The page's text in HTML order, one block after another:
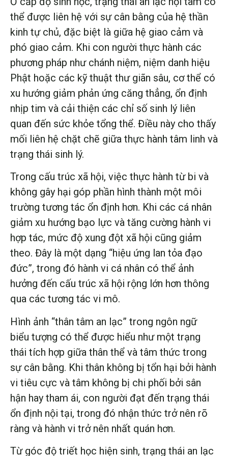
thể được liên hệ với sự cân bằng của hệ thần
kinh tự chủ, đặc biệt là giữa hệ giao cảm và
phó giao cảm. Khi con người thực hành các
phương pháp như chánh niệm, niệm danh hiệu
Phật hoặc các kỹ thuật thư giãn sâu, cơ thể có
xu hướng giảm phản ứng căng thẳng, ổn định
nhịp tim và cải thiện các chỉ số sinh lý liên
quan đến sức khỏe tổng thể. Điều này cho thấy
mối liên hệ chặt chẽ giữa thực hành tâm linh và
trạng thái sinh lý.
Trong cấu trúc xã hội, việc thực hành từ bi và
không gây hại góp phần hình thành một môi
trường tương tác ổn định hơn. Khi các cá nhân
giảm xu hướng bạo lực và tăng cường hành vi
hợp tác, mức độ xung đột xã hội cũng giảm
theo. Đây là một dạng “hiệu ứng lan tỏa đạo
đức”, trong đó hành vi cá nhân có thể ảnh
hưởng đến cấu trúc xã hội rộng lớn hơn thông
qua các tương tác vi mô.
Hình ảnh “thân tâm an lạc” trong ngôn ngữ
biểu tượng có thể được hiểu như một trạng
thái tích hợp giữa thân thể và tâm thức trong
sự cân bằng. Khi thân không bị tổn hại bởi hành
vi tiêu cực và tâm không bị chi phối bởi sân
hận hay tham ái, con người đạt đến trạng thái
ổn định nội tại, trong đó nhận thức trở nên rõ
ràng và hành vi trở nên nhất quán hơn.
Từ góc độ triết học hiện sinh, trạng thái an lạc